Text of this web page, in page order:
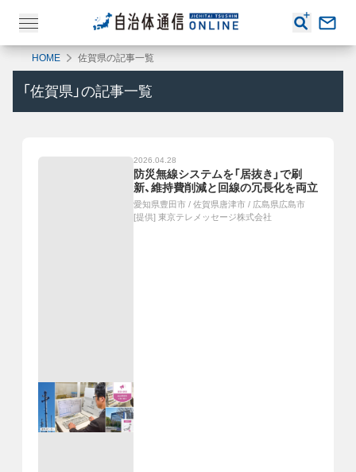
HOME 佐賀県の記事一覧
「 佐賀県 」の記事一覧
2026.04.28
防災無線システムを「居抜き」で刷
新、維持費削減と回線の冗長化を両立
愛知県豊田市 / 佐賀県唐津市 / 広島県広島市
[提供] 東京テレメッセージ株式会社